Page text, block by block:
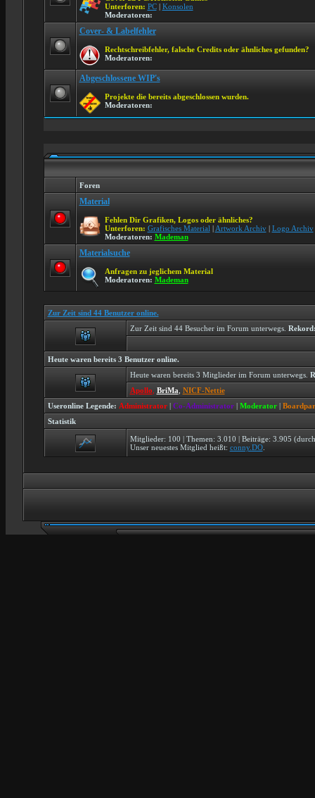
Unterforen: PC| Konsolen
Moderatoren:
Cover- & Labelfehler
Rechtschreibfehler, falsche Credits oder ähnliches gefunden?
Moderatoren:
Abgeschlossene WIP's
Projekte die bereits abgeschlossen wurden.
Moderatoren:
Foren
Material
Fehlen Dir Grafiken, Logos oder ähnliches?
Unterforen: Grafisches Material | Artwork Archiv| Logo Archiv
Moderatoren: Mademan
Materialsuche
Anfragen zu jeglichem Material
Moderatoren: Mademan
Zur Zeit sind 44 Benutzer online.
Zur Zeit sind 44 Besucher im Forum unterwegs.
Heute waren bereits 3 Benutzer online.
Heute waren bereits 3 Mitglieder im Forum unterwegs.
Apollo BriMa NICF-Nettie
Useronline Legende: Administrator| Co-Administrator| Moderator|
Statistik
Mitglieder: 100 | Themen: 3.010 | Beiträge: 3.905
Unser neuestes Mitglied heißt: conny.DO.